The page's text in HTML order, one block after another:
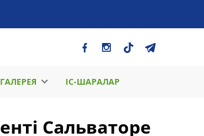
ІС-ШАРАЛАР
Сальваторе